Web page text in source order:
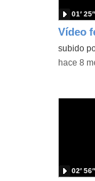
subido
01′ 25″
-hace 8
02′ 56″